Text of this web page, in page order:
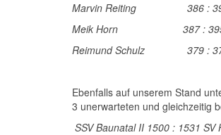
Marvin Reiting 386 :
Meik Horn 387 :
Reimund Schulz 379 :
Ebenfalls auf unserem Stand
3 unerwarteten und gleichzeitig
SSV Baunatal II 1500 : 1531 SV